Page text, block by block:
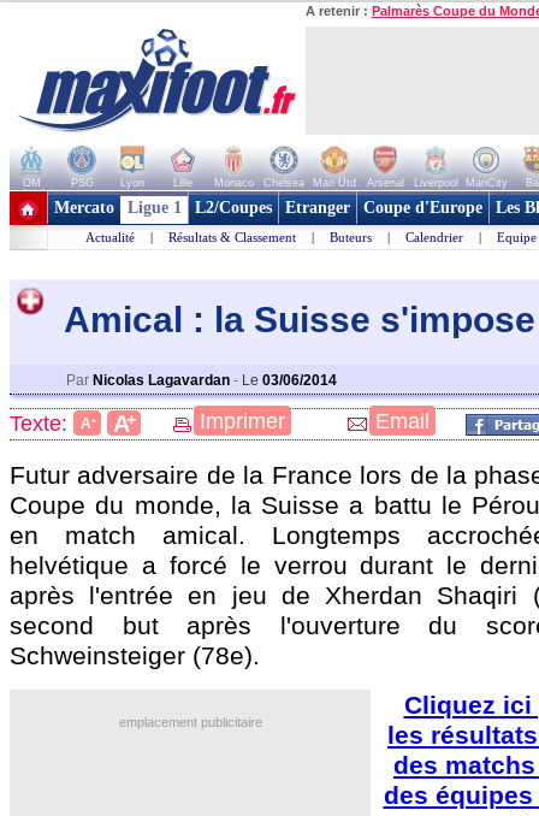
A retenir : Palmarès Coupe du
OM PSG Lyon Lille Monaco Chelsea Man Utd Arsenal Liverpool ManCity
+ de clubs
Mercato Ligue 1 L2/Coupes Etranger Coupe d'Europe Les
Actualité | Résultats & Classement | Buteurs | Calendrier | Equipe
Amical : la Suisse s'impose
Par Nicolas Lagavardan - Le 03/06/2014
Texte: A- A+ Imprimer Email
Futur adversaire de la France lors de la
Coupe du monde, la Suisse a battu le
en match amical. Longtemps
helvétique a forcé le verrou durant le
après l'entrée en jeu de Xherdan Shaqiri
second but après l'ouverture du
Schweinsteiger (78e).
emplacement publicitaire
Cliquez
les
des
des équipes